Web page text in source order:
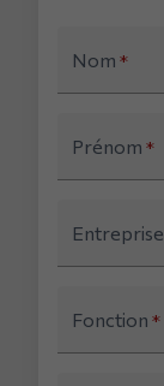
Nom *
Prénom *
Entreprise
Fonction *